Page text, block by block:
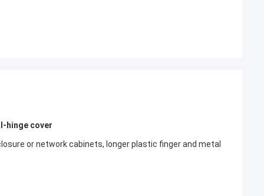
hinge cover
or network cabinets, longer plastic finger and metal